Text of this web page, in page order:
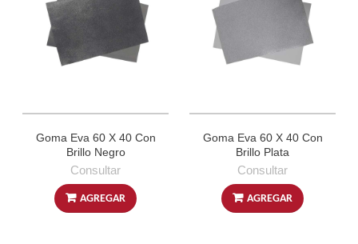
Goma Eva 60 X 40 Con
Brillo Negro
Consultar
AGREGAR
Goma Eva 60 X 40 Con
Brillo Plata
Consultar
AGREGAR